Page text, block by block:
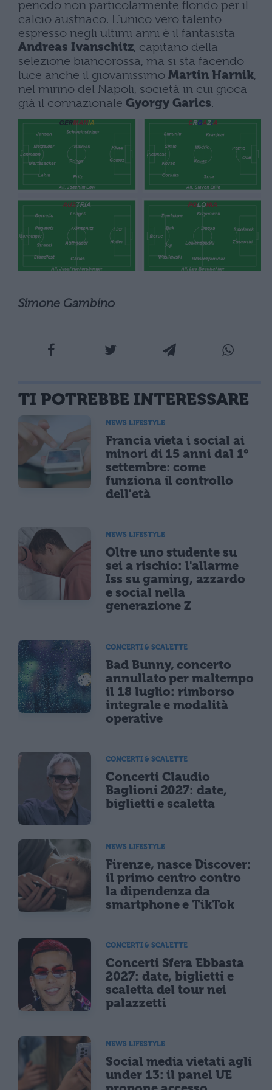
periodo non particolarmente florido per il
calcio austriaco. L’unico vero talento
espresso negli ultimi anni è il fantasista
Andreas Ivanschitz, capitano della
selezione biancorossa, ma si sta facendo
luce anche il giovanissimo Martin Harnik,
nel mirino del Napoli, società in cui gioca
già il connazionale Gyorgy Garics.
Simone Gambino
TI POTREBBE INTERESSARE
NEWS LIFESTYLE
Francia vieta i social ai
minori di 15 anni dal 1°
settembre: come
funziona il controllo
dell'età
NEWS LIFESTYLE
Oltre uno studente su
sei a rischio: l'allarme
Iss su gaming, azzardo
e social nella
generazione Z
CONCERTI & SCALETTE
Bad Bunny, concerto
annullato per maltempo
il 18 luglio: rimborso
integrale e modalità
operative
CONCERTI & SCALETTE
Concerti Claudio
Baglioni 2027: date,
biglietti e scaletta
NEWS LIFESTYLE
Firenze, nasce Discover:
il primo centro contro
la dipendenza da
smartphone e TikTok
CONCERTI & SCALETTE
Concerti Sfera Ebbasta
2027: date, biglietti e
scaletta del tour nei
palazzetti
NEWS LIFESTYLE
Social media vietati agli
under 13: il panel UE